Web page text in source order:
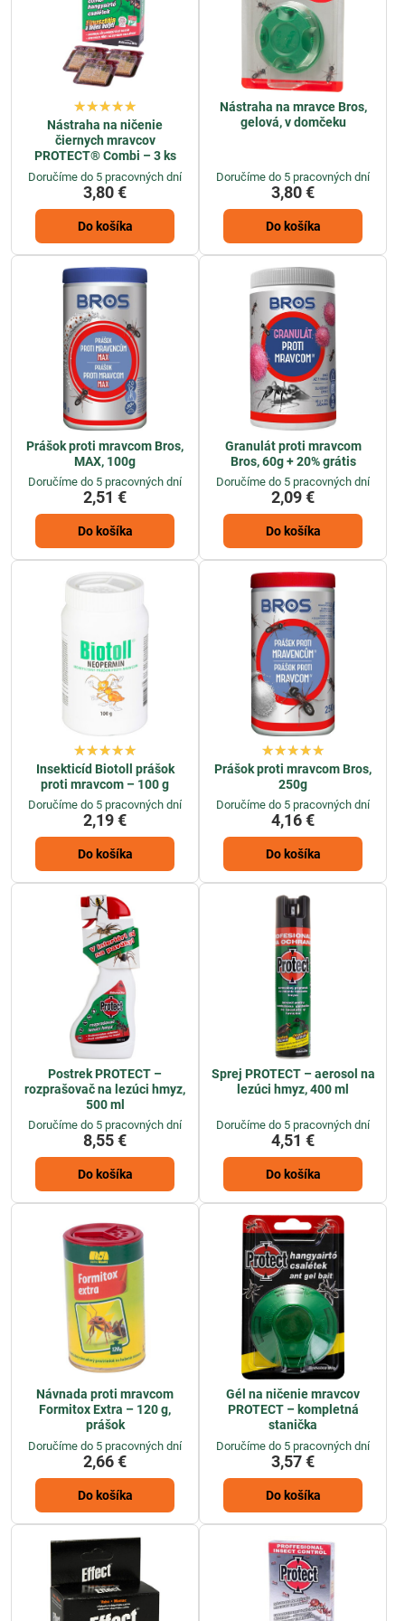
úvahy bezpečnostné opatrenia a environmentálne dôsledky použitia
rôznych prípravkov. Je tiež dôležité dodržiavať návody na použitie a
postupovať s opatrnosťou, aby sa minimalizovalo riziko pre ľudí a
domáce zvieratá.
Nástraha na ničenie
čiernych mravcov
PROTECT® Combi – 3 ks
Doručíme do 5 pracovných dní
3,80 €
Do košíka
Nástraha na mravce Bros,
gelová, v domčeku
Doručíme do 5 pracovných dní
3,80 €
Do košíka
Prášok proti mravcom Bros,
MAX, 100g
Doručíme do 5 pracovných dní
2,51 €
Do košíka
Granulát proti mravcom
Bros, 60g + 20% grátis
Doručíme do 5 pracovných dní
2,09 €
Do košíka
Insekticíd Biotoll prášok
proti mravcom – 100 g
Doručíme do 5 pracovných dní
2,19 €
Do košíka
Prášok proti mravcom Bros,
250g
Doručíme do 5 pracovných dní
4,16 €
Do košíka
Postrek PROTECT –
rozprašovač na lezúci hmyz,
500 ml
Doručíme do 5 pracovných dní
8,55 €
Do košíka
Sprej PROTECT – aerosol na
lezúci hmyz, 400 ml
Doručíme do 5 pracovných dní
4,51 €
Do košíka
Návnada proti mravcom
Formitox Extra – 120 g,
prášok
Doručíme do 5 pracovných dní
2,66 €
Do košíka
Gél na ničenie mravcov
PROTECT – kompletná
stanička
Doručíme do 5 pracovných dní
3,57 €
Do košíka